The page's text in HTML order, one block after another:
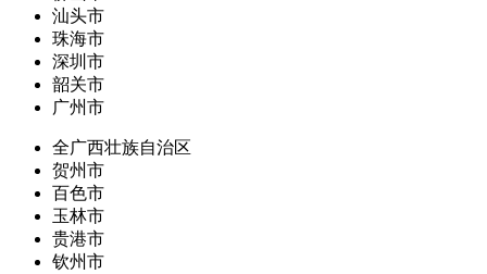
汕头市
珠海市
深圳市
韶关市
广州市
全广西壮族自治区
贺州市
百色市
玉林市
贵港市
钦州市